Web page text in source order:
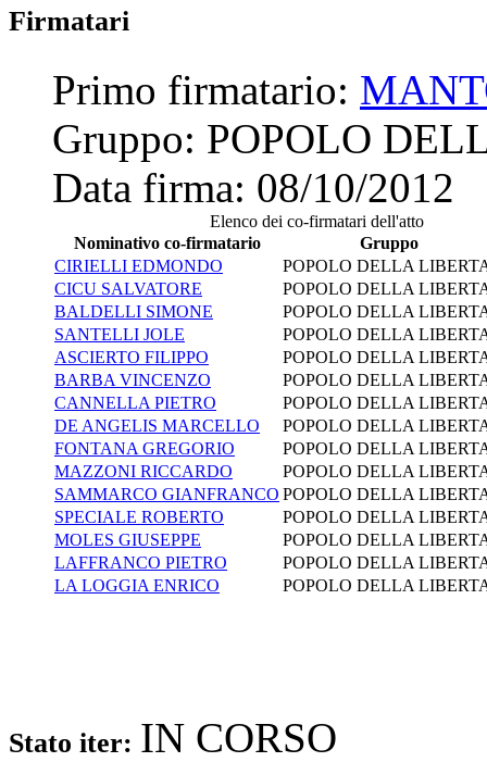
Firmatari
Primo firmatario:
Gruppo: POPOLO
Data firma: 08/10/2012
Elenco dei co-firmatari dell'atto
Nominativo co-firmatario
Gruppo
CIRIELLI EDMONDO
POPOLO DELLA
CICU SALVATORE
POPOLO DELLA
BALDELLI SIMONE
POPOLO DELLA
SANTELLI JOLE
POPOLO DELLA
ASCIERTO FILIPPO
POPOLO DELLA
BARBA VINCENZO
POPOLO DELLA
CANNELLA PIETRO
POPOLO DELLA
DE ANGELIS MARCELLO
POPOLO DELLA
FONTANA GREGORIO
POPOLO DELLA
MAZZONI RICCARDO
POPOLO DELLA
SAMMARCO GIANFRANCO POPOLO DELLA
SPECIALE ROBERTO
POPOLO DELLA
MOLES GIUSEPPE
POPOLO DELLA
LAFFRANCO PIETRO
POPOLO DELLA
LA LOGGIA ENRICO
POPOLO DELLA
Stato iter: IN CORSO